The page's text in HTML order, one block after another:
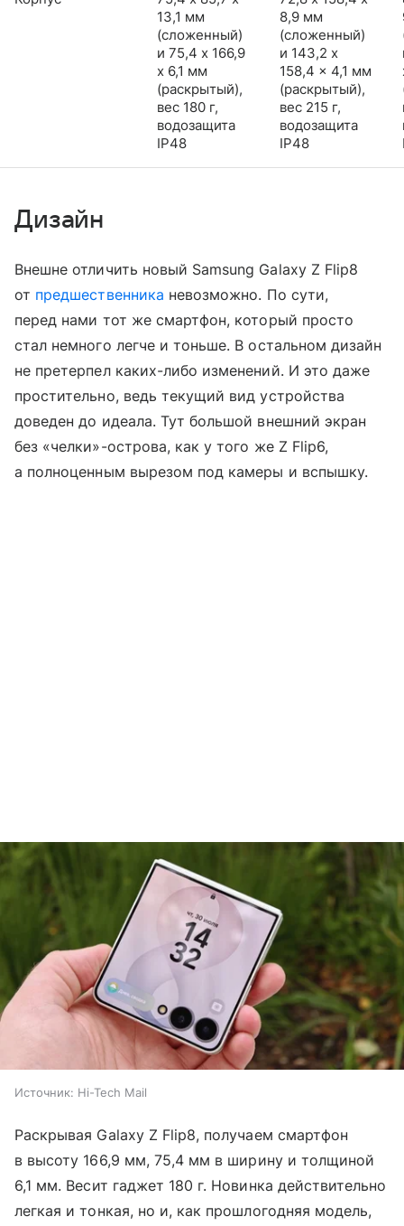
13,1 мм
(сложенный)
и 75,4 x 166,9
x 6,1 мм
(раскрытый),
вес 180 г,
водозащита
IP48
8,9 мм
(сложенный)
и 143,2 x
158,4 x 4,1 мм
(раскрытый),
вес 215 г,
водозащита
IP48
Дизайн
Внешне отличить новый Samsung Galaxy Z Flip8
от предшественника невозможно. По сути,
перед нами тот же смартфон, который просто
стал немного легче и тоньше. В остальном дизайн
не претерпел каких-либо изменений. И это даже
простительно, ведь текущий вид устройства
доведен до идеала. Тут большой внешний экран
без «челки»-острова, как у того же Z Flip6,
а полноценным вырезом под камеры и вспышку.
Источник: Hi-Tech Mail
Раскрывая Galaxy Z Flip8, получаем смартфон
в высоту 166,9 мм, 75,4 мм в ширину и толщиной
6,1 мм. Весит гаджет 180 г. Новинка действительно
легкая и тонкая, но и, как прошлогодняя модель,